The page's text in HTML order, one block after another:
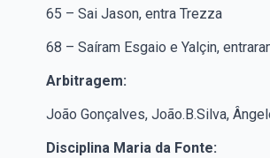
65 – Sai Jason, entra Trezza
68 – Saíram Esgaio e Yalçin,
Arbitragem:
João Gonçalves, João.B.Silva,
Disciplina Maria da Fonte: